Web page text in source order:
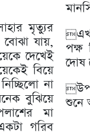
মৃত্যুর
যায়,
দেখেই
বিয়ে
না
বুঝিয়ে
মা
গরিব
পক্ষ
দোষ
শুনে